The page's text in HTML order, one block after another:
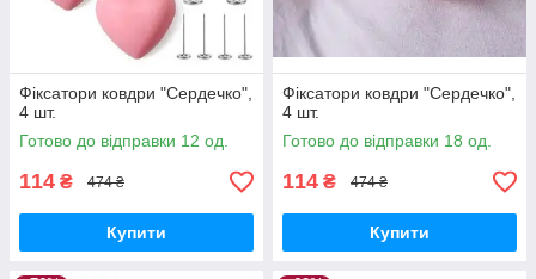
Фіксатори ковдри "Сердечко",
4 шт.
Готово до відправки 12 од.
114 ₴ 474 ₴
Купити
Фіксатори ковдри "Сердечко",
4 шт.
Готово до відправки 18 од.
114 ₴ 474 ₴
Купити